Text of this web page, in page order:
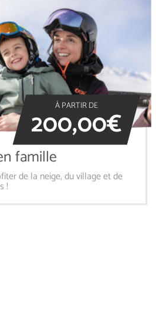
famille
de la neige, du village et de
!
À PARTIR DE
200,00€